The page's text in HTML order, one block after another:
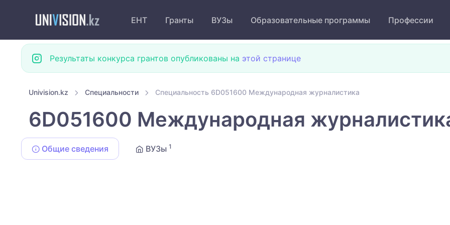
ЕНТ Гранты ВУЗы Образовательные программы Профессии
Результаты конкурса грантов опубликованы на этой странице
Univision.kz Специальности Специальность 6D051600 Международная журналистика
6D051600 Международная
Общие сведения ВУЗы 1